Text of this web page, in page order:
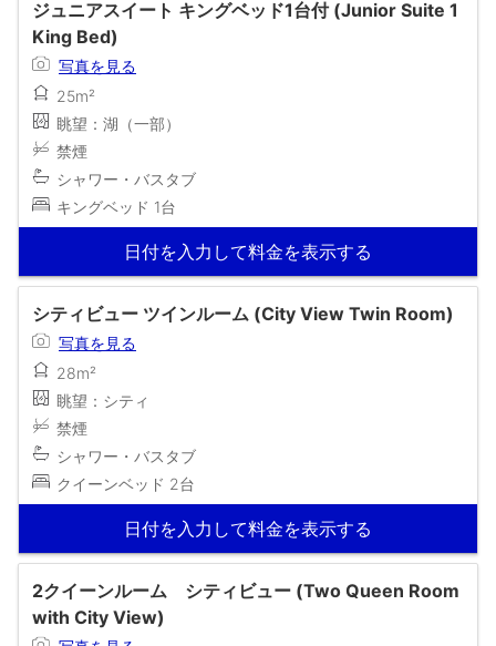
ジュニアスイート キングベッド1台付 (Junior Suite 1
King Bed)
写真を見る
25m²
眺望：湖（一部）
禁煙
シャワー・バスタブ
キングベッド 1台
日付を入力して料金を表示する
シティビュー ツインルーム (City View Twin Room)
写真を見る
28m²
眺望：シティ
禁煙
シャワー・バスタブ
クイーンベッド 2台
日付を入力して料金を表示する
2クイーンルーム シティビュー (Two Queen Room
with City View)